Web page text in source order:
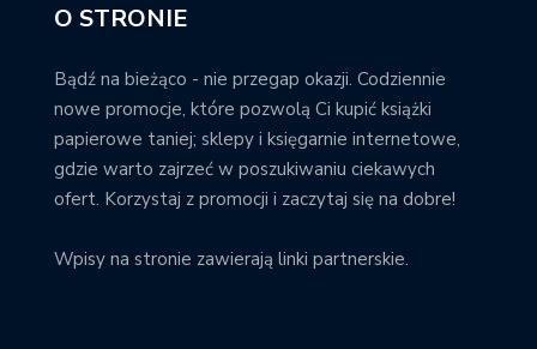
O STRONIE
Bądź na bieżąco - nie przegap okazji. Codziennie
nowe promocje, które pozwolą Ci kupić książki
papierowe taniej; sklepy i księgarnie internetowe,
gdzie warto zajrzeć w poszukiwaniu ciekawych
ofert. Korzystaj z promocji i zaczytaj się na dobre!
Wpisy na stronie zawierają linki partnerskie.